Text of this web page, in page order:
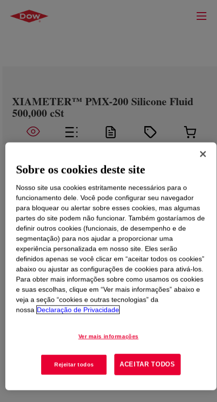
XIAMETER™ PMX-200 Silicone Fluid
500,000 cSt
O que éXIAMETER™ PMX-200 Silicone Fluid
500,000 cSt?
100% ativo, 500.000 cSt, polímero de dimetil
polissiloxano.
Petroleum production and refinery operations
Conditioning agent: hair care products, particularly conditioning
Sobre os cookies deste site
Nosso site usa cookies estritamente necessários para o
funcionamento dele. Você pode configurar seu navegador
para bloquear ou alertar sobre esses cookies, mas algumas
partes do site podem não funcionar. Também gostaríamos de
definir outros cookies (funcionais, de desempenho e de
segmentação) para nos ajudar a proporcionar uma
experiência personalizada em nosso site. Eles serão
definidos apenas se você clicar em “aceitar todos os cookies”
abaixo ou ajustar as configurações de cookies para ativá-los.
Para obter mais informações sobre como usamos os cookies
e suas escolhas, clique em “Ver mais informações” abaixo e
veja a seção “cookies e outras tecnologias” da
nossa Declaração de Privacidade
Ver mais informações
Rejeitar todos ACEITAR TODOS